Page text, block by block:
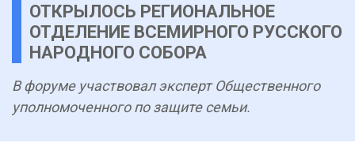
ОТКРЫЛОСЬ РЕГИОНАЛЬНОЕ
ОТДЕЛЕНИЕ ВСЕМИРНОГО РУССКОГО
НАРОДНОГО СОБОРА
В форуме участвовал эксперт Общественного
уполномоченного по защите семьи.